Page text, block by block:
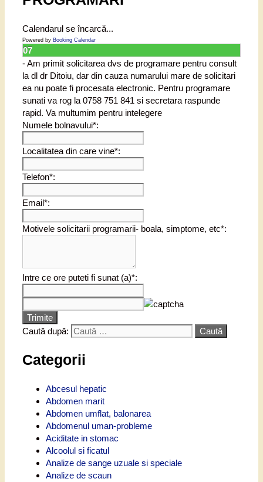
Calendarul se încarcă...
Powered by Booking Calendar
07
- Am primit solicitarea dvs de programare pentru consult
la dl dr Ditoiu, dar din cauza numarului mare de solicitari
ea nu poate fi procesata electronic. Pentru programare
sunati va rog la 0758 751 841 si secretara raspunde
rapid. Va multumim pentru intelegere
Numele bolnavului*:
Localitatea din care vine*:
Telefon*:
Email*:
Motivele solicitarii programarii- boala, simptome, etc*:
Intre ce ore puteti fi sunat (a)*:
Trimite
Caută după:
Categorii
Abcesul hepatic
Abdomen marit
Abdomen umflat, balonarea
Abdomenul uman-probleme
Aciditate in stomac
Alcoolul si ficatul
Analize de sange uzuale si speciale
Analize de scaun